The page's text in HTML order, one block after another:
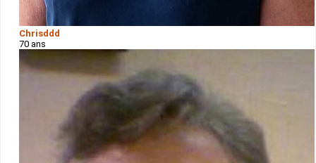
Chrisddd
70 ans